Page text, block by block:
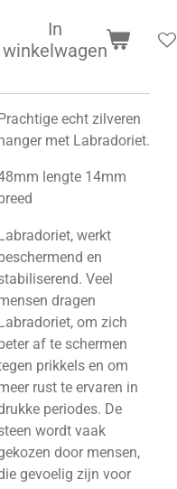
In
winkelwagen
echt zilveren
met Labradoriet.
lengte 14mm
breed
werkt
en
Veel
dragen
om zich
af te schermen
prikkels en om
rust te ervaren in
periodes. De
wordt vaak
door mensen,
gevoelig zijn voor